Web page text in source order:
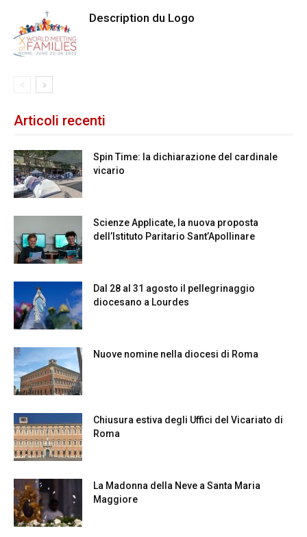
Description du Logo
Articoli recenti
Spin Time: la dichiarazione del cardinale
vicario
Scienze Applicate, la nuova proposta
dell’Istituto Paritario Sant’Apollinare
Dal 28 al 31 agosto il pellegrinaggio
diocesano a Lourdes
Nuove nomine nella diocesi di Roma
Chiusura estiva degli Uffici del Vicariato di
Roma
La Madonna della Neve a Santa Maria
Maggiore